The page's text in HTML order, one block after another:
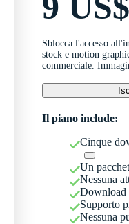
Sblocca l'accesso
stock e motion
commerciale.
Il piano include:
Cinque
Un
Nessuna
Download
Supporto
Nessuna